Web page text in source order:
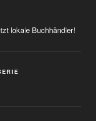
lokale Buchhändler!